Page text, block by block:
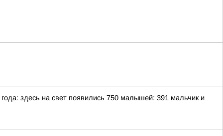
здесь на свет появились 750 малышей: 391 мальчик и